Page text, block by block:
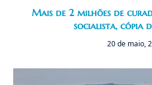
Mais de 2 milhões de
socialista, cópia
20 de maio,